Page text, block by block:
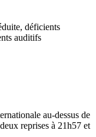
déficients
auditifs
au-dessus de
reprises à 21h57 et